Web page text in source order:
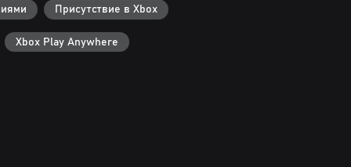
Присутствие в Xbox
Xbox Play Anywhere